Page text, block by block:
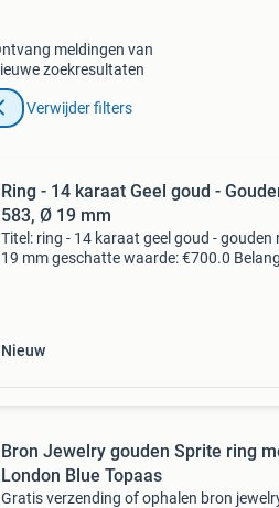
meldingen van
zoekresultaten
Verwijder filters
Ring - 14 karaat Geel goud -
583, Ø 19 mm
Titel: ring - 14 karaat geel goud - gouden
19 mm geschatte waarde: €700.0
Nieuw
Bron Jewelry gouden Sprite ring
London Blue Topaas
Gratis verzending of ophalen bron